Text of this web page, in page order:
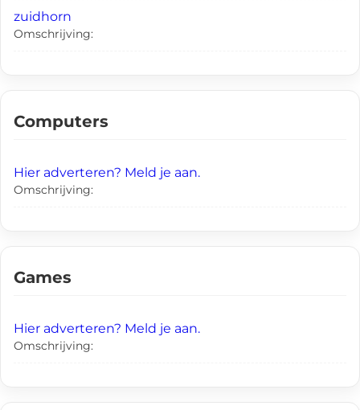
zuidhorn
Omschrijving:
Computers
Hier adverteren? Meld je aan.
Omschrijving:
Games
Hier adverteren? Meld je aan.
Omschrijving: